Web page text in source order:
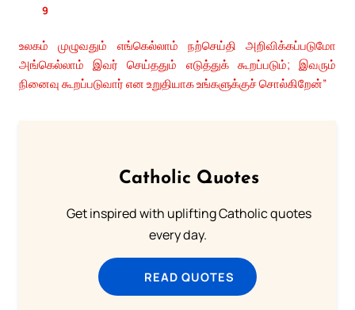
9
உலகம் முழுவதும் எங்கெல்லாம் நற்செய்தி அறிவிக்கப்படுமோ
அங்கெல்லாம் இவர் செய்ததும் எடுத்துக் கூறப்படும்; இவரும்
நினைவு கூறப்படுவார் என உறுதியாக உங்களுக்குச் சொல்கிறேன்”
Catholic Quotes
Get inspired with uplifting Catholic quotes
every day.
READ QUOTES